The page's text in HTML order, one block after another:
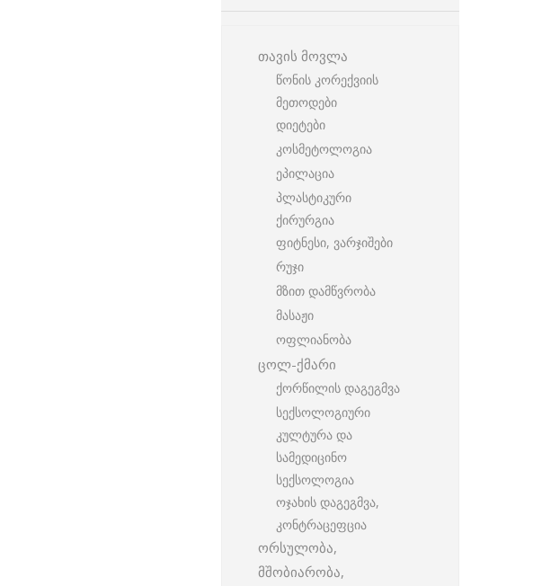
თავის მოვლა
წონის კორექვიის
მეთოდები
დიეტები
კოსმეტოლოგია
ეპილაცია
პლასტიკური
ქირურგია
ფიტნესი, ვარჯიშები
რუჯი
მზით დამწვრობა
მასაჟი
ოფლიანობა
ცოლ-ქმარი
ქორწილის დაგეგმვა
სექსოლოგიური
კულტურა და
სამედიცინო
სექსოლოგია
ოჯახის დაგეგმვა,
კონტრაცეფცია
ორსულობა,
მშობიარობა,